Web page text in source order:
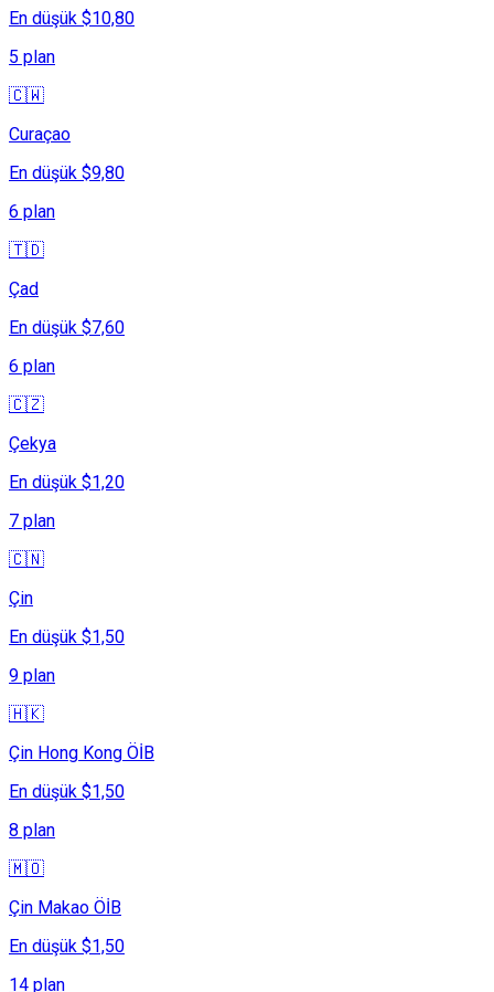
En düşük $10,80
5 plan
🇨🇼
Curaçao
En düşük $9,80
6 plan
🇹🇩
Çad
En düşük $7,60
6 plan
🇨🇿
Çekya
En düşük $1,20
7 plan
🇨🇳
Çin
En düşük $1,50
9 plan
🇭🇰
Çin Hong Kong ÖİB
En düşük $1,50
8 plan
🇲🇴
Çin Makao ÖİB
En düşük $1,50
14 plan